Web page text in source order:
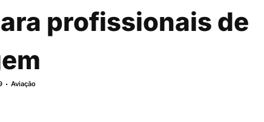
profissionais de
Aviação